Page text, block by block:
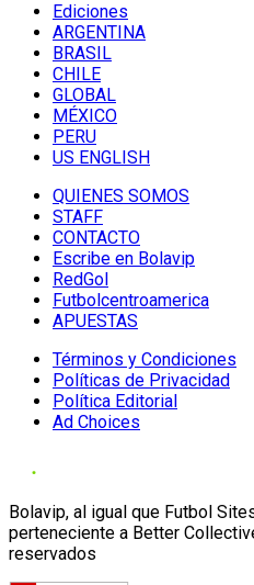
Ediciones
ARGENTINA
BRASIL
CHILE
GLOBAL
MÉXICO
PERU
US ENGLISH
QUIENES SOMOS
STAFF
CONTACTO
Escribe en Bolavip
RedGol
Futbolcentroamerica
APUESTAS
Términos y Condiciones
Políticas de Privacidad
Política Editorial
Ad Choices
Bolavip, al igual que Futbol
perteneciente a Better
reservados